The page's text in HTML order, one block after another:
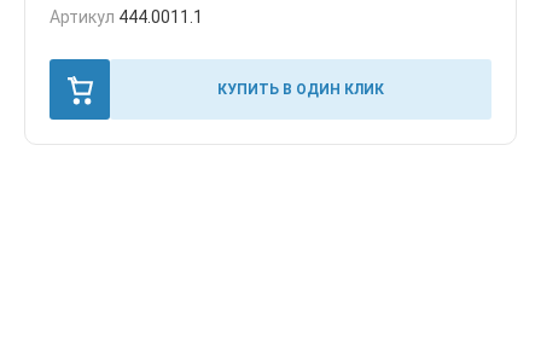
Артикул 444.0011.1
КУПИТЬ В ОДИН КЛИК